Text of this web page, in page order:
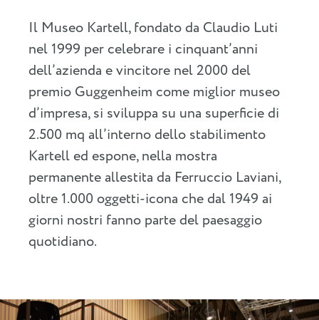
Il Museo Kartell, fondato da Claudio Luti
nel 1999 per celebrare i cinquant’anni
dell’azienda e vincitore nel 2000 del
premio Guggenheim come miglior museo
d’impresa, si sviluppa su una superficie di
2.500 mq all’interno dello stabilimento
Kartell ed espone, nella mostra
permanente allestita da Ferruccio Laviani,
oltre 1.000 oggetti-icona che dal 1949 ai
giorni nostri fanno parte del paesaggio
quotidiano.